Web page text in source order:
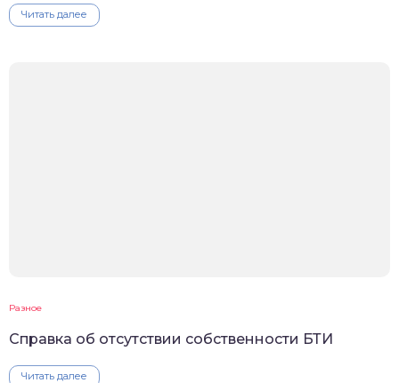
Читать далее
Разное
Справка об отсутствии собственности БТИ
Читать далее